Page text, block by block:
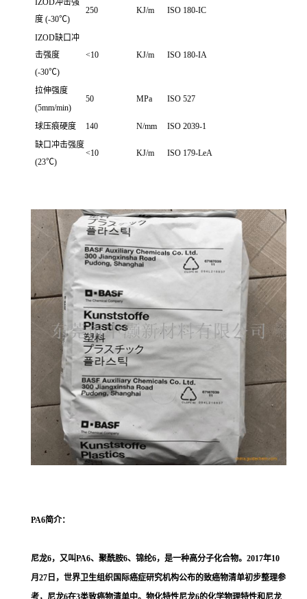
度 (-30℃)
250 KJ/m ISO 180-IC
IZOD缺口冲
击强度
(-30℃)
<10 KJ/m ISO 180-IA
拉伸强度
(5mm/min)
50 MPa ISO 527
球压痕硬度 140 N/mm
ISO 2039-1
缺口冲击强度
(23℃)
<10 KJ/m ISO 179-LeA
PA6简介：
尼龙6，又叫PA6、聚酰胺6、锦纶6，是一种高分子化合物。2017年10
月27日，世界卫生组织国际癌症研究机构公布的致癌物清单初步整理参
考，尼龙6在3类致癌物清单中。物化特性尼龙6的化学物理特性和尼龙